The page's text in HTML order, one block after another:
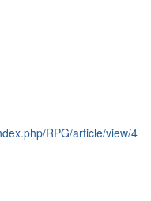
RPG/article/view/4